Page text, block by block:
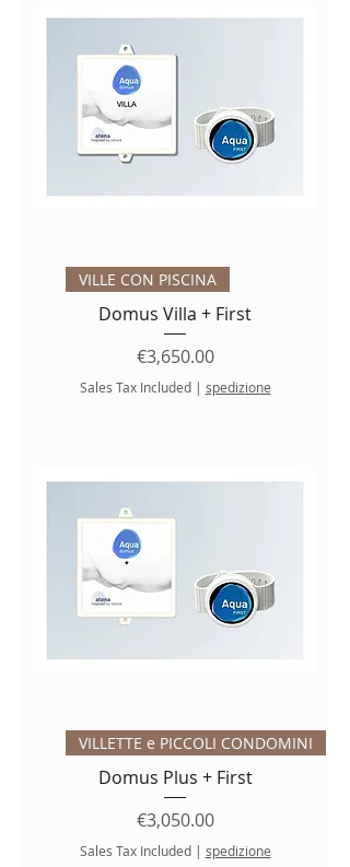
VILLE CON PISCINA
Domus Villa + First
Price
€3,650.00
Sales Tax Included| spedizione
VILLETTE e PICCOLI CONDOMINI
Domus Plus + First
Price
€3,050.00
Sales Tax Included| spedizione